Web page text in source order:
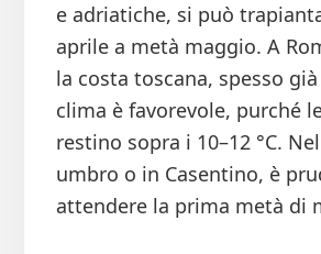
e adriatiche, si può
aprile a metà maggio. A
la costa toscana, spesso
clima è favorevole, purché
restino sopra i 10–12 °C.
umbro o in Casentino, è
attendere la prima metà di